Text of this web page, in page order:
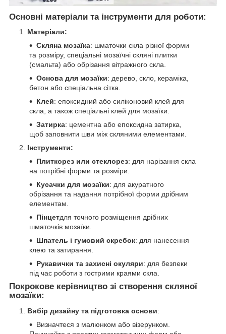
Основні матеріали та інструменти для роботи:
Матеріали:
Скляна мозаїка: шматочки скла різної форми
та розміру, спеціальні мозаїчні скляні плитки
(смальта) або обрізання вітражного скла.
Основа для мозаїки: дерево, скло, кераміка,
бетон або спеціальна сітка.
Клей: епоксидний або силіконовий клей для
скла, а також спеціальні клей для мозаїки.
Затирка: цементна або епоксидна затирка,
щоб заповнити шви між скляними елементами.
Інструменти:
Плиткорез или стеклорез: для нарізання скла
на потрібні форми та розміри.
Кусачки для мозаїки: для акуратного
обрізання та надання потрібної форми дрібним
елементам.
Пінцетдля точного розміщення дрібних
шматочків мозаїки.
Шпатель і гумовий скребок: для нанесення
клею та затирання.
Рукавички та захисні окуляри: для безпеки
під час роботи з гострими краями скла.
Покрокове керівництво зі створення скляної
мозаїки:
Вибір дизайну та підготовка основи:
Визначтеся з малюнком або візерунком.